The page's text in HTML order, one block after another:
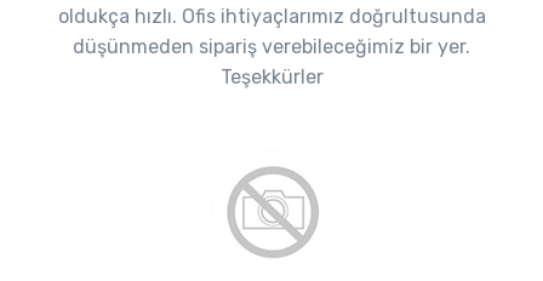
oldukça hızlı. Ofis ihtiyaçlarımız doğrultusunda
düşünmeden sipariş verebileceğimiz bir yer.
Teşekkürler